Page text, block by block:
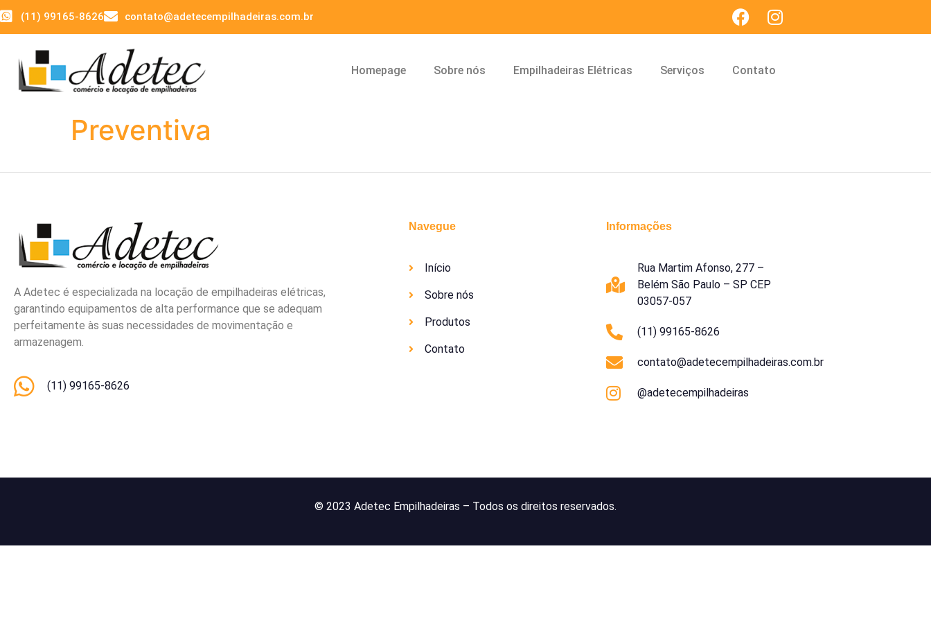
(11) 99165-8626 contato@adetecempilhadeiras.com.br
Homepage Sobre nós Empilhadeiras Elétricas Serviços Contato
Preventiva
A Adetec é especializada na locação de empilhadeiras elétricas,
garantindo equipamentos de alta performance que se adequam
perfeitamente às suas necessidades de movimentação e
armazenagem.
(11) 99165-8626
Navegue
Início
Sobre nós
Produtos
Contato
Informações
Rua Martim Afonso, 277 –
Belém São Paulo – SP CEP
03057-057
(11) 99165-8626
contato@adetecempilhadeiras.com.br
@adetecempilhadeiras
© 2023 Adetec Empilhadeiras – Todos os direitos reservados.